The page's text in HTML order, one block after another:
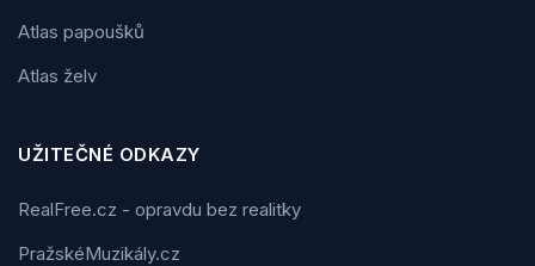
Atlas papoušků
Atlas želv
UŽITEČNÉ ODKAZY
RealFree.cz - opravdu bez realitky
PražskéMuzikály.cz